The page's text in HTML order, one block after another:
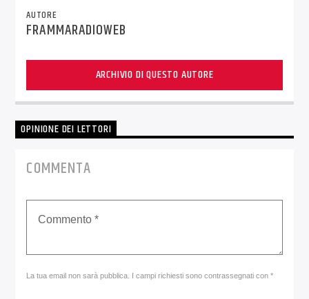
AUTORE
FRAMMARADIOWEB
ARCHIVIO DI QUESTO AUTORE
OPINIONE DEI LETTORI
COMMENTA
La tua email non sarà pubblica. I campi richiesti sono contrassegnati con *